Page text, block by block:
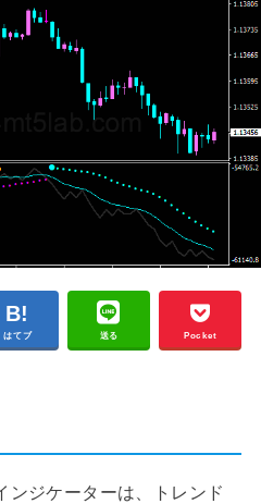
はてブ 送る Pocket
ンジケーターは、トレンド